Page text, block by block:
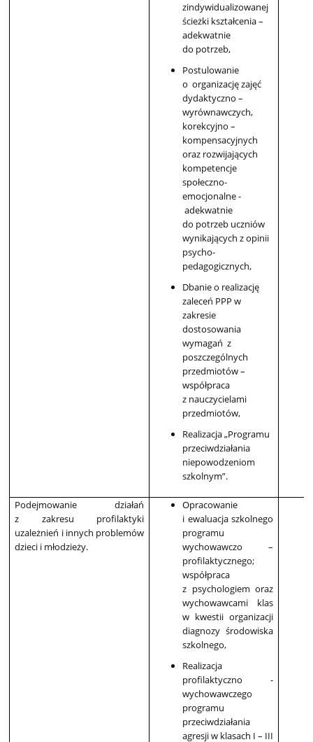
zindywidualizowanej
ścieżki kształcenia –
adekwatnie
do potrzeb,
Postulowanie
o organizację zajęć
dydaktyczno –
wyrównawczych,
korekcyjno –
kompensacyjnych
oraz rozwijających
kompetencje
społeczno-
emocjonalne -
adekwatnie
do potrzeb uczniów
wynikających z opinii
psycho-
pedagogicznych,
Dbanie o realizację
zaleceń PPP w
zakresie
dostosowania
wymagań z
poszczególnych
przedmiotów –
współpraca
z nauczycielami
przedmiotów,
Realizacja „Programu
przeciwdziałania
niepowodzeniom
szkolnym”.
Podejmowanie działań
z zakresu profilaktyki
uzależnień i innych problemów
dzieci i młodzieży.
Opracowanie
i ewaluacja szkolnego
programu
wychowawczo –
profilaktycznego;
współpraca
z psychologiem oraz
wychowawcami klas
w kwestii organizacji
diagnozy środowiska
szkolnego,
Realizacja
profilaktyczno -
wychowawczego
programu
przeciwdziałania
agresji w klasach I – III